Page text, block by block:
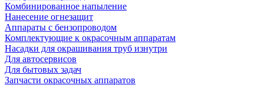
Комбинированное напыление
Нанесение огнезащит
Аппараты с бензопроводом
Комплектующие к окрасочным аппаратам
Насадки для окрашивания труб изнутри
Для автосервисов
Для бытовых задач
Запчасти окрасочных аппаратов